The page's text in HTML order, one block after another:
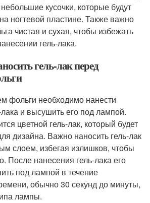
кусочки, которые будут
ногтевой пластине. Также важно
чистая и сухая, чтобы избежать
гель-лака.
гель-лак перед
фольги необходимо нанести
и высушить его под лампой.
цветной гель-лак, который будет
дизайна. Важно наносить гель-лак
слоем, избегая излишков, чтобы
После нанесения гель-лака его
под лампой в течение
обычно 30 секунд до минуты,
лампы.